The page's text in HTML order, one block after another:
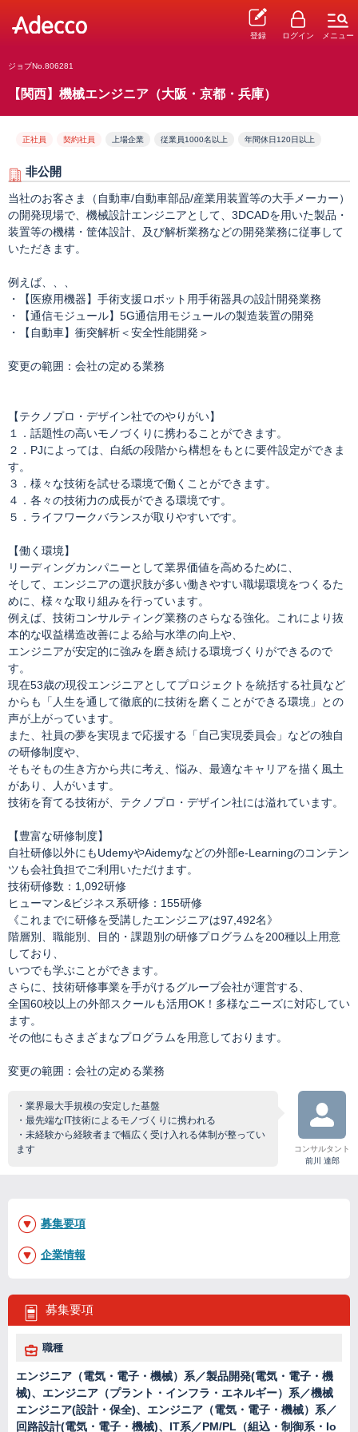
登録 ログイン メニュー
ジョブNo.806281
【関西】機械エンジニア（大阪・京都・兵庫）
正社員 契約社員 上場企業 従業員1000名以上 年間休日120日以上
非公開
当社のお客さま（自動車/自動車部品/産業用装置等の大手メーカー）
の開発現場で、機械設計エンジニアとして、3DCADを用いた製品・
装置等の機構・筐体設計、及び解析業務などの開発業務に従事して
いただきます。
例えば、、、
・【医療用機器】手術支援ロボット用手術器具の設計開発業務
・【通信モジュール】5G通信用モジュールの製造装置の開発
・【自動車】衝突解析＜安全性能開発＞
変更の範囲：会社の定める業務
【テクノプロ・デザイン社でのやりがい】
１．話題性の高いモノづくりに携わることができます。
２．PJによっては、白紙の段階から構想をもとに要件設定ができま
す。
３．様々な技術を試せる環境で働くことができます。
４．各々の技術力の成長ができる環境です。
５．ライフワークバランスが取りやすいです。
【働く環境】
リーディングカンパニーとして業界価値を高めるために、
そして、エンジニアの選択肢が多い働きやすい職場環境をつくるた
めに、様々な取り組みを行っています。
例えば、技術コンサルティング業務のさらなる強化。これにより抜
本的な収益構造改善による給与水準の向上や、
エンジニアが安定的に強みを磨き続ける環境づくりができるので
す。
現在53歳の現役エンジニアとしてプロジェクトを統括する社員など
からも「人生を通して徹底的に技術を磨くことができる環境」との
声が上がっています。
また、社員の夢を実現まで応援する「自己実現委員会」などの独自
の研修制度や、
そもそもの生き方から共に考え、悩み、最適なキャリアを描く風土
があり、人がいます。
技術を育てる技術が、テクノプロ・デザイン社には溢れています。
【豊富な研修制度】
自社研修以外にもUdemyやAidemyなどの外部e-Learningのコンテン
ツも会社負担でご利用いただけます。
技術研修数：1,092研修
ヒューマン&ビジネス系研修：155研修
《これまでに研修を受講したエンジニアは97,492名》
階層別、職能別、目的・課題別の研修プログラムを200種以上用意
しており、
いつでも学ぶことができます。
さらに、技術研修事業を手がけるグループ会社が運営する、
全国60校以上の外部スクールも活用OK！多様なニーズに対応してい
ます。
その他にもさまざまなプログラムを用意しております。
変更の範囲：会社の定める業務
・業界最大手規模の安定した基盤
・最先端なIT技術によるモノづくりに携われる
・未経験から経験者まで幅広く受け入れる体制が整ってい
ます
コンサルタント
前川 達郎
募集要項
職種
エンジニア（電気・電子・機械）系／製品開発(電気・電子・機
械)、エンジニア（プラント・インフラ・エネルギー）系／機械
エンジニア(設計・保全)、エンジニア（電気・電子・機械）系／
回路設計(電気・電子・機械)、IT系／PM/PL（組込・制御系・Io
募集要項
企業情報